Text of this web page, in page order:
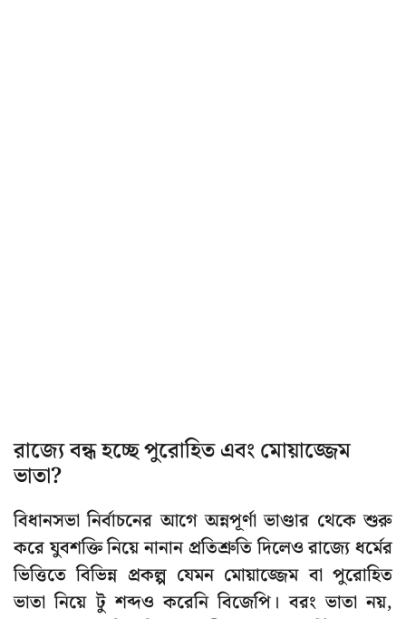
রাজ্যে বন্ধ হচ্ছে পুরোহিত এবং মোয়াজ্জেম
ভাতা?
বিধানসভা নির্বাচনের আগে অন্নপূর্ণা ভাণ্ডার থেকে শুরু
করে যুবশক্তি নিয়ে নানান প্রতিশ্রুতি দিলেও রাজ্যে ধর্মের
ভিত্তিতে বিভিন্ন প্রকল্প যেমন মোয়াজ্জেম বা পুরোহিত
ভাতা নিয়ে টু শব্দও করেনি বিজেপি। বরং ভাতা নয়,